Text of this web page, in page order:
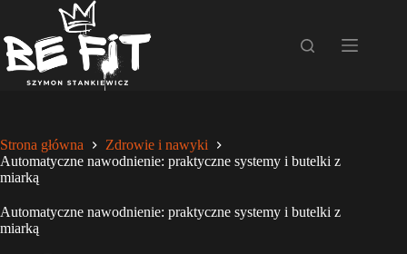
treści
Strona główna
Zdrowie i nawyki
Automatyczne nawodnienie: praktyczne systemy i butelki z
miarką
Automatyczne nawodnienie: praktyczne systemy i butelki z
miarką